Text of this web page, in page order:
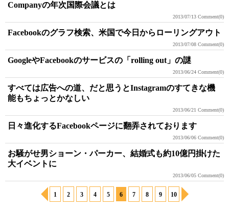
Companyの年次国際会議とは
2013/07/13 Comment(0)
Facebookのグラフ検索、米国で今日からローリングアウト
2013/07/08 Comment(0)
GoogleやFacebookのサービスの「rolling out」の謎
2013/06/24 Comment(0)
すべては広告への道、だと思うとInstagramのすてきな機
能もちょっとかなしい
2013/06/21 Comment(0)
日々進化するFacebookページに翻弄されております
2013/06/06 Comment(0)
お騒がせ男ショーン・パーカー、結婚式も約10億円掛けた
大イベントに
2013/06/05 Comment(0)
1 2 3 4 5 6 7 8 9 10